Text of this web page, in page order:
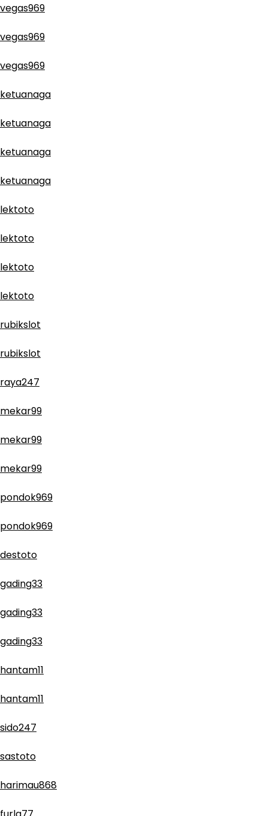
vegas969
vegas969
vegas969
ketuanaga
ketuanaga
ketuanaga
ketuanaga
lektoto
lektoto
lektoto
lektoto
rubikslot
rubikslot
raya247
mekar99
mekar99
mekar99
pondok969
pondok969
destoto
gading33
gading33
gading33
hantam11
hantam11
sido247
sastoto
harimau868